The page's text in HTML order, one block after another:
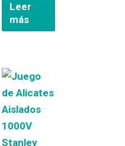
Leer
más